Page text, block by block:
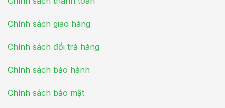
Chính sách giao hàng
Chính sách đổi trả hàng
Chính sách bảo hành
Chính sách bảo mật